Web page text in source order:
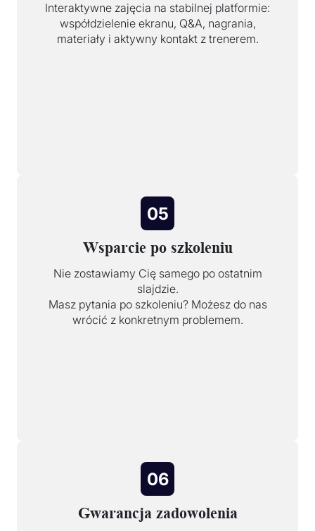
Interaktywne zajęcia na stabilnej platformie:
współdzielenie ekranu, Q&A, nagrania,
materiały i aktywny kontakt z trenerem.
05
Wsparcie po szkoleniu
Nie zostawiamy Cię samego po ostatnim
slajdzie.
Masz pytania po szkoleniu? Możesz do nas
wrócić z konkretnym problemem.
06
Gwarancja zadowolenia